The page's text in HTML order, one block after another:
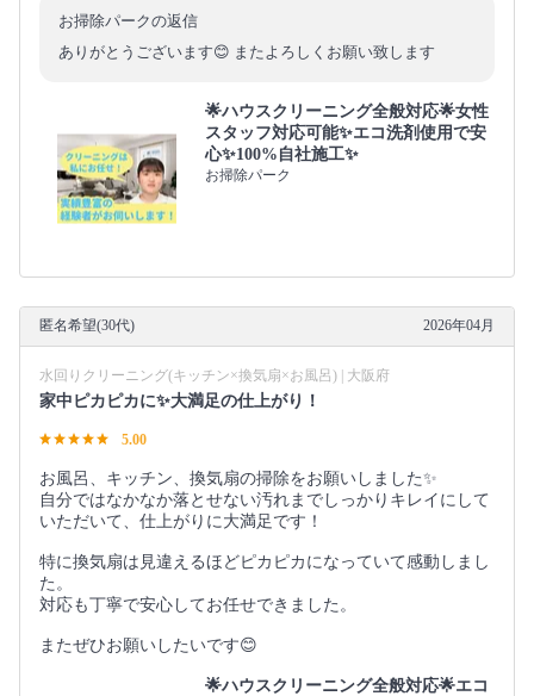
お掃除パークの返信
ありがとうございます😊 またよろしくお願い致します
🌟ハウスクリーニング全般対応🌟女性
スタッフ対応可能✨エコ洗剤使用で安
心✨100%自社施工✨
お掃除パーク
匿名希望(30代) 2026年04月
水回りクリーニング(キッチン×換気扇×お風呂) | 大阪府
家中ピカピカに✨大満足の仕上がり！
5.00
お風呂、キッチン、換気扇の掃除をお願いしました✨
自分ではなかなか落とせない汚れまでしっかりキレイにして
いただいて、仕上がりに大満足です！
特に換気扇は見違えるほどピカピカになっていて感動しまし
た。
対応も丁寧で安心してお任せできました。
またぜひお願いしたいです😊
🌟ハウスクリーニング全般対応🌟エコ